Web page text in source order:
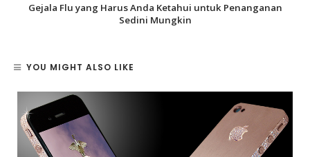
Gejala Flu yang Harus Anda Ketahui untuk Penanganan
Sedini Mungkin
YOU MIGHT ALSO LIKE